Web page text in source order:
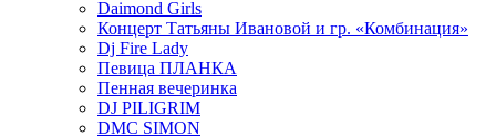
Daimond Girls
Концерт Татьяны Ивановой и гр. «Комбинация»
Dj Fire Lady
Певица ПЛАНКА
Пенная вечеринка
DJ PILIGRIM
DMC SIMON